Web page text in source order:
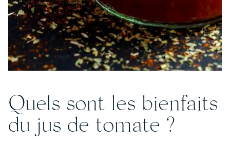
Quels sont les bienfaits
du jus de tomate ?